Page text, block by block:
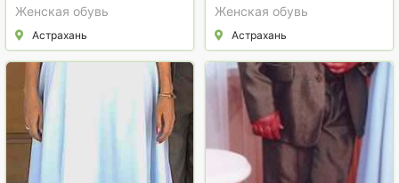
Женская обувь
Астрахань
Женская обувь
Астрахань